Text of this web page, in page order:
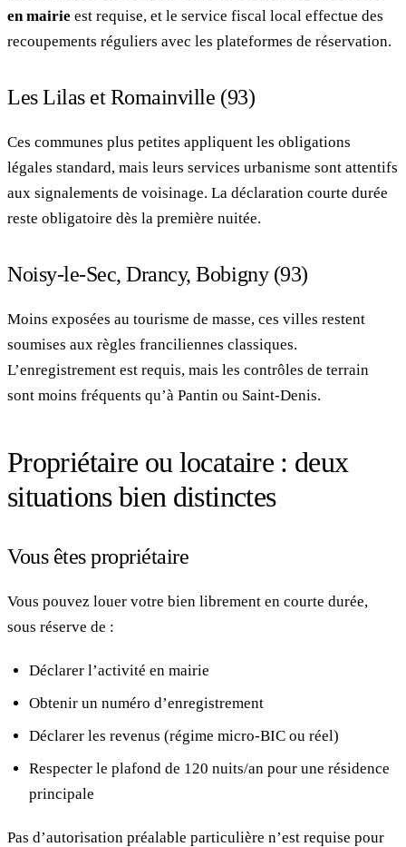
en mairie est requise, et le service fiscal local effectue des
recoupements réguliers avec les plateformes de réservation.
Les Lilas et Romainville (93)
Ces communes plus petites appliquent les obligations
légales standard, mais leurs services urbanisme sont attentifs
aux signalements de voisinage. La déclaration courte durée
reste obligatoire dès la première nuitée.
Noisy-le-Sec, Drancy, Bobigny (93)
Moins exposées au tourisme de masse, ces villes restent
soumises aux règles franciliennes classiques.
L’enregistrement est requis, mais les contrôles de terrain
sont moins fréquents qu’à Pantin ou Saint-Denis.
Propriétaire ou locataire : deux
situations bien distinctes
Vous êtes propriétaire
Vous pouvez louer votre bien librement en courte durée,
sous réserve de :
Déclarer l’activité en mairie
Obtenir un numéro d’enregistrement
Déclarer les revenus (régime micro-BIC ou réel)
Respecter le plafond de 120 nuits/an pour une résidence
principale
Pas d’autorisation préalable particulière n’est requise pour